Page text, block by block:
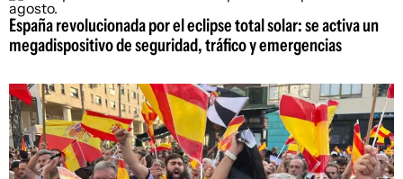
España revolucionada por el eclipse total solar: se activa un
megadispositivo de seguridad, tráfico y emergencias